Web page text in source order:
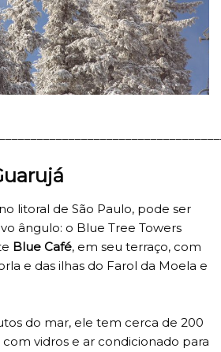
litoral de São Paulo, pode ser
ângulo: o Blue Tree Towers
Blue Café, em seu terraço, com
e das ilhas do Farol da Moela e
do mar, ele tem cerca de 200
vidros e ar condicionado para